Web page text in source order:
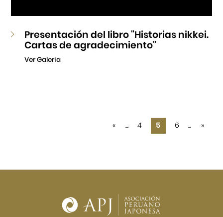
Presentación del libro "Historias nikkei.
Cartas de agradecimiento"
Ver Galería
« ... 4 5 6 ... »